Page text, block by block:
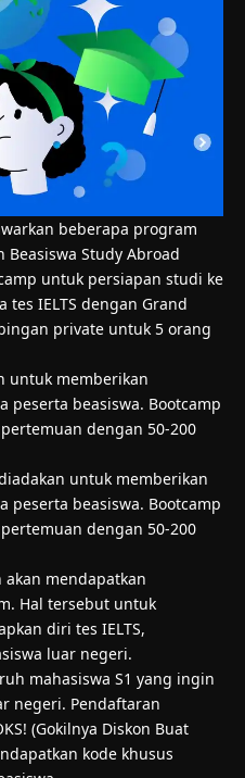
beberapa program
Beasiswa Study Abroad
untuk persiapan studi ke
IELTS dengan Grand
private untuk 5 orang
untuk memberikan
peserta beasiswa. Bootcamp
dengan 50-200
untuk memberikan
peserta beasiswa. Bootcamp
dengan 50-200
mendapatkan
Hal tersebut untuk
diri tes IELTS,
luar negeri.
mahasiswa S1 yang ingin
negeri. Pendaftaran
(Gokilnya Diskon Buat
kode khusus